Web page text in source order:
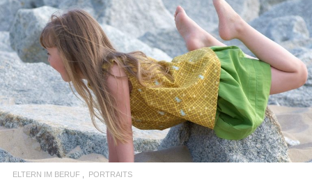
READ MORE
ELTERN IM BERUF PORTRAITS